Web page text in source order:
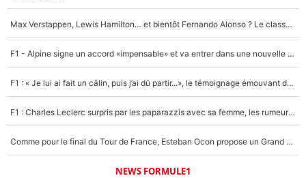
4%
Un autre joueur
5%
Max Verstappen, Lewis Hamilton… et bientôt Fernando Alonso ? Le classement des pilotes les mieux payés en Formule 1 risque de changer !
F1 - Alpine signe un accord «impensable» et va entrer dans une nouvelle dimension : Grande nouvelle pour Pierre Gasly !
F1 : « Je lui ai fait un câlin, puis j’ai dû partir...», le témoignage émouvant de Max Verstappen sur sa fille
F1 : Charles Leclerc surpris par les paparazzis avec sa femme, les rumeurs étaient vraies !
Comme pour le final du Tour de France, Esteban Ocon propose un Grand Prix de Formule 1 à Paris : «Autour de l’Arc de Triomphe, ce serait génial» !
NEWS FORMULE1